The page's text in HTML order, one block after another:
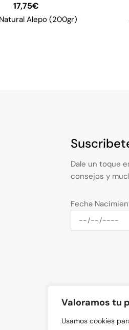
Valoramos tu
Usamos cookies
17,75€
Alepo (200gr)
Dale un toque
consejos y
Fecha